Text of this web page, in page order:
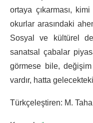
ortaya çıkarması,
okurlar arasındaki
Sosyal ve kültürel
sanatsal çabalar
görmese bile,
vardır, hatta
Türkçeleştiren: M.